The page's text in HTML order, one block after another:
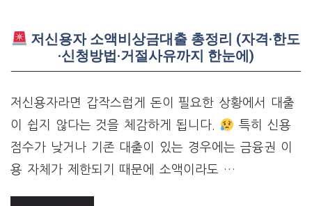
저신용자 소액비상금대출 총정리 (자격·한도
·신청방법·거절사유까지 한눈에)
저신용자라면 갑작스럽게 돈이 필요한 상황에서 대출
이 쉽지 않다는 것을 체감하게 됩니다.
특히 신용
점수가 낮거나 기존 대출이 있는 경우에는 금융권 이
용 자체가 제한되기 때문에 소액이라도 …